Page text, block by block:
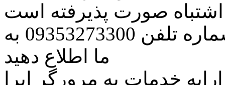
اشتباه صورت پذیرفته است
مراتب این مسئله را از طریق شماره تلفن 09353273300 به
ما اطلاع دهید
خدمات به مرورگر اپرا